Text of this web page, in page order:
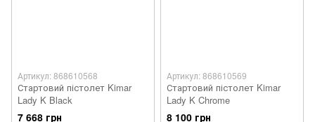
Артикул: 868610568
Стартовий пістолет Kimar
Lady K Black
7 668 грн
Артикул: 868610569
Стартовий пістолет Kimar
Lady K Chrome
8 100 грн